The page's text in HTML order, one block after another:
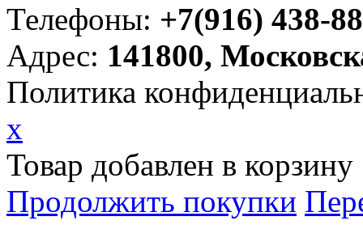
Телефоны: +7(916) 438-
Адрес: 141800,
Политика
x
Товар добавлен в корзину
Продолжить покупки